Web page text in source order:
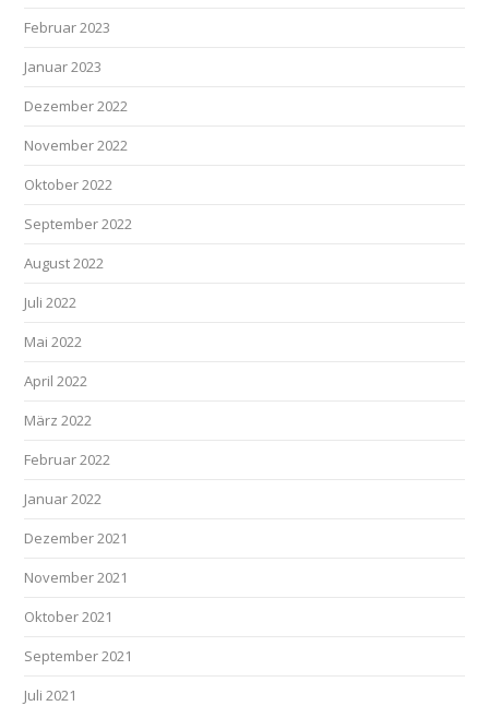
Februar 2023
Januar 2023
Dezember 2022
November 2022
Oktober 2022
September 2022
August 2022
Juli 2022
Mai 2022
April 2022
März 2022
Februar 2022
Januar 2022
Dezember 2021
November 2021
Oktober 2021
September 2021
Juli 2021